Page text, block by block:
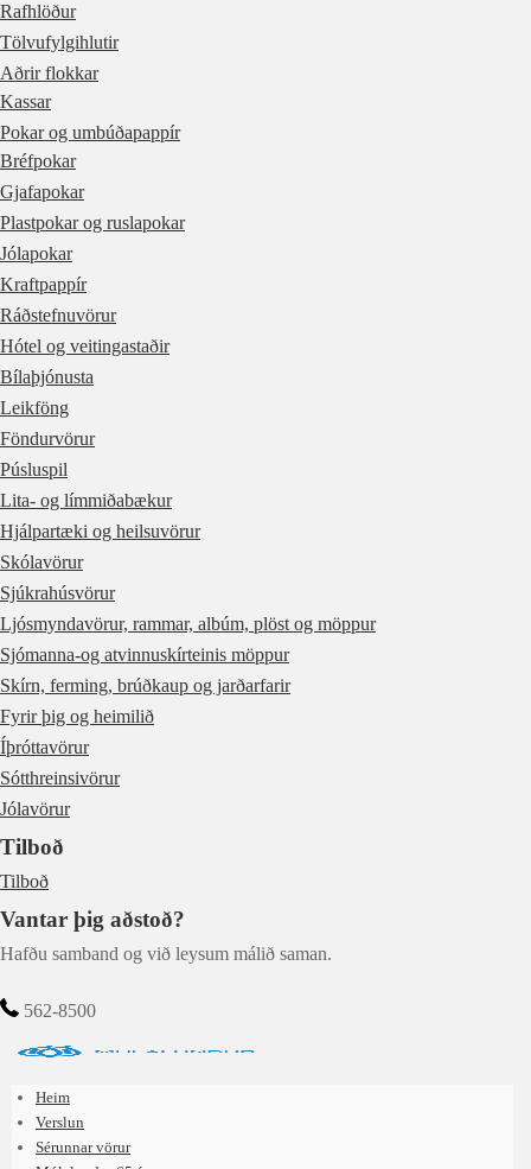
Rafhlöður
Tölvufylgihlutir
Aðrir flokkar
Kassar
Pokar og umbúðapappír
Bréfpokar
Gjafapokar
Plastpokar og ruslapokar
Jólapokar
Kraftpappír
Ráðstefnuvörur
Hótel og veitingastaðir
Bílaþjónusta
Leikföng
Föndurvörur
Púsluspil
Lita- og límmiðabækur
Hjálpartæki og heilsuvörur
Skólavörur
Sjúkrahúsvörur
Ljósmyndavörur, rammar, albúm, plöst og möppur
Sjómanna-og atvinnuskírteinis möppur
Skírn, ferming, brúðkaup og jarðarfarir
Fyrir þig og heimilið
Íþróttavörur
Sótthreinsivörur
Jólavörur
Tilboð
Tilboð
Vantar þig aðstoð?
Hafðu samband og við leysum málið saman.
562-8500
Heim
Verslun
Sérunnar vörur